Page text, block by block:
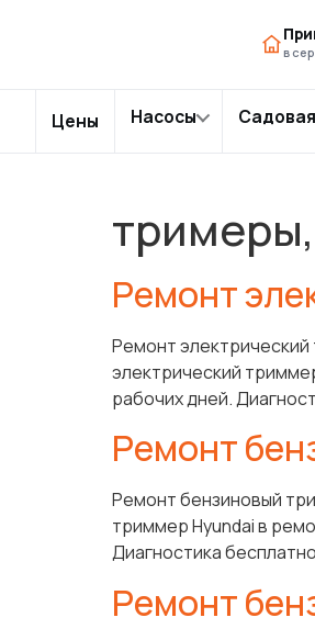
в
Цены Насосы
Ремонт
Ремонт
электрический
рабочих дней.
Ремонт
Ремонт бензиновый
триммер Hyundai в
Диагностика
Ремонт